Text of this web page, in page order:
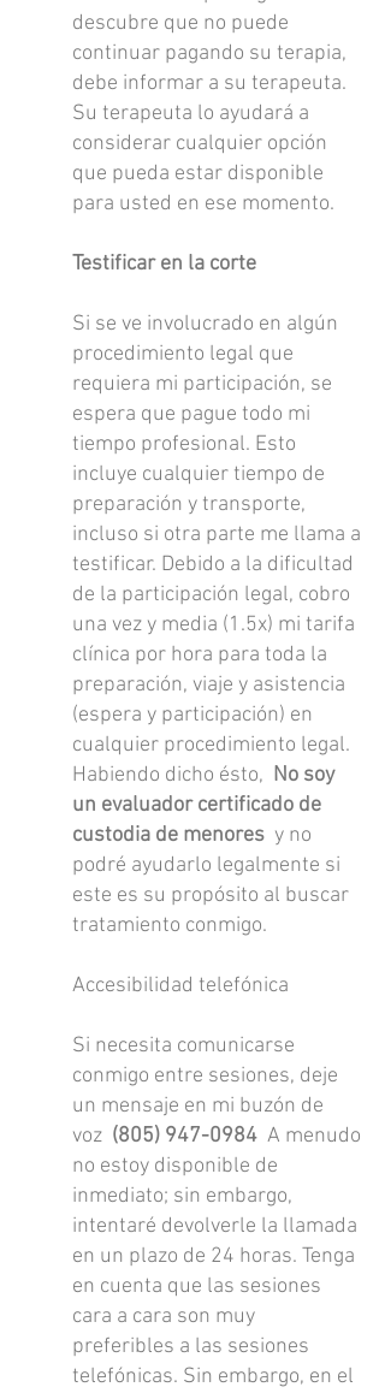
descubre que no puede
continuar pagando su terapia,
debe informar a su terapeuta.
Su terapeuta lo ayudará a
considerar cualquier opción
que pueda estar disponible
para usted en ese momento.
Testificar en la corte
Si se ve involucrado en algún
procedimiento legal que
requiera mi participación, se
espera que pague todo mi
tiempo profesional. Esto
incluye cualquier tiempo de
preparación y transporte,
incluso si otra parte me llama a
testificar. Debido a la dificultad
de la participación legal, cobro
una vez y media (1.5x) mi tarifa
clínica por hora para toda la
preparación, viaje y asistencia
(espera y participación) en
cualquier procedimiento legal.
Habiendo dicho ésto, No soy
un evaluador certificado de
custodia de menores y no
podré ayudarlo legalmente si
este es su propósito al buscar
tratamiento conmigo.
Accesibilidad telefónica
Si necesita comunicarse
conmigo entre sesiones, deje
un mensaje en mi buzón de
voz (805) 947-0984 A menudo
no estoy disponible de
inmediato; sin embargo,
intentaré devolverle la llamada
en un plazo de 24 horas. Tenga
en cuenta que las sesiones
cara a cara son muy
preferibles a las sesiones
telefónicas. Sin embargo, en el